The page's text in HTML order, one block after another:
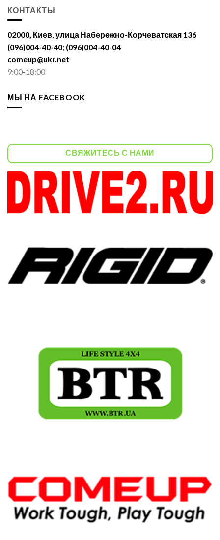
КОНТАКТЫ
02000, Киев, улица Набережно-Корчеватская 136
(096)004-40-40; (096)004-40-04
comeup@ukr.net
9:00-18:00
МЫ НА FACEBOOK
СВЯЖИТЕСЬ С НАМИ